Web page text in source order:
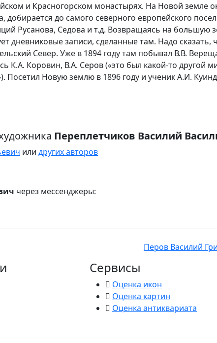
и Красногорском монастырях. На Новой земле
добирается до самого северного европейского
Русанова, Седова и т.д. Возвращаясь на большую
дневниковые записи, сделанные там. Надо сказать,
Север. Уже в 1894 году там побывал В.В.
К.А. Коровин, В.А. Серов («это был какой-то другой
Посетил Новую землю в 1896 году и ученик А.И.
Переплетчиков Василий
или других авторов
через мессенджеры:
Перов Василий
Сервисы
Оценка икон
Оценка картин
Оценка антиквариата